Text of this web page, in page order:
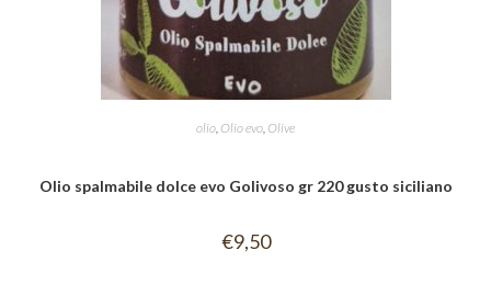
olio Olio evo Olive
Olio spalmabile dolce evo Golivoso gr 220 gusto siciliano
€9,50